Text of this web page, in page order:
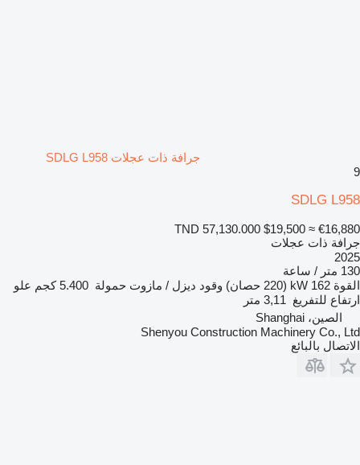
جرافة ذات عجلات SDLG L958
9
SDLG L958
TND 57,130.000 $19,500 ≈ €16,880
جرافة ذات عجلات
2025
130 متر / ساعة
القوة 162 kW (220 حصان) وقود ديزل / مازوت حمولة 5.400 كجم
علو
ارتفاع للتفريغ 3,11 متر
الصين، Shanghai
Shenyou Construction Machinery Co., Ltd
الاتصال بالبائع